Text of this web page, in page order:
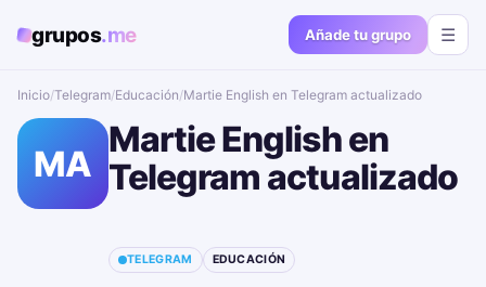
grupos.me Añade tu grupo ☰
Inicio/Telegram/Educación/Martie English en Telegram actualizado📱🔥
MA
Martie English en
Telegram actualizado
TELEGRAM EDUCACIÓN